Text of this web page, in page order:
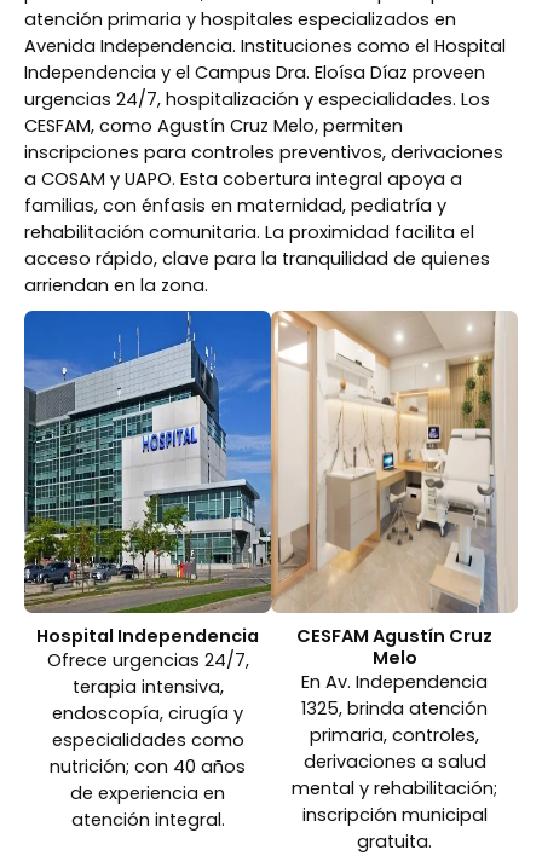
atención primaria y hospitales especializados en
Avenida Independencia. Instituciones como el Hospital
Independencia y el Campus Dra. Eloísa Díaz proveen
urgencias 24/7, hospitalización y especialidades. Los
CESFAM, como Agustín Cruz Melo, permiten
inscripciones para controles preventivos, derivaciones
a COSAM y UAPO. Esta cobertura integral apoya a
familias, con énfasis en maternidad, pediatría y
rehabilitación comunitaria. La proximidad facilita el
acceso rápido, clave para la tranquilidad de quienes
arriendan en la zona.
Hospital Independencia
Ofrece urgencias 24/7,
terapia intensiva,
endoscopía, cirugía y
especialidades como
nutrición; con 40 años
de experiencia en
atención integral.
CESFAM Agustín Cruz
Melo
En Av. Independencia
1325, brinda atención
primaria, controles,
derivaciones a salud
mental y rehabilitación;
inscripción municipal
gratuita.